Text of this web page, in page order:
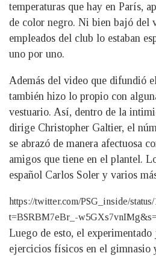
temperaturas que hay en París,
de color negro. Ni bien bajó del
empleados del club lo estaban
uno por uno.
Además del video que difundió
también hizo lo propio con
vestuario. Así, dentro de la
dirige Christopher Galtier, el
se abrazó de manera afectuosa
amigos que tiene en el plantel.
español Carlos Soler y varios
https://twitter.com/PSG_inside/
t=BSRBM7eBr_-
Luego de esto, el
ejercicios físicos en el gimnasio